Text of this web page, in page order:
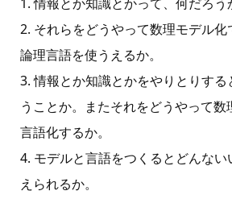
2. それらをどうやって数理モデル
論理言語を使うえるか。
3. 情報とか知識とかをやりとりす
うことか。またそれをどうやって数
言語化するか。
4. モデルと言語をつくるとどんな
えられるか。